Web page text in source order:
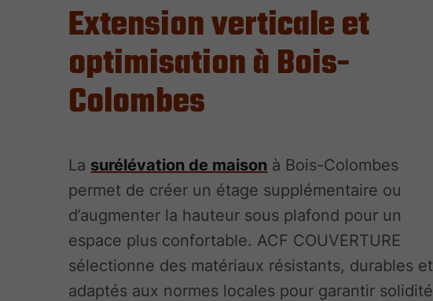
Extension verticale et
optimisation à Bois-
Colombes
La surélévation de maison à Bois-Colombes
permet de créer un étage supplémentaire ou
d’augmenter la hauteur sous plafond pour un
espace plus confortable. ACF COUVERTURE
sélectionne des matériaux résistants, durables et
adaptés aux normes locales pour garantir solidité